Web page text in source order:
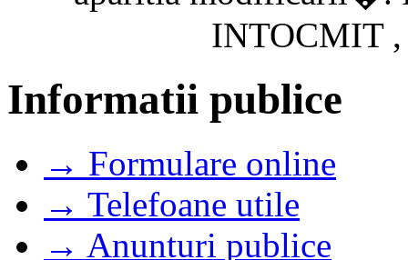
INTOCMIT ,
Informatii publice
→ Formulare online
→ Telefoane utile
→ Anunturi publice